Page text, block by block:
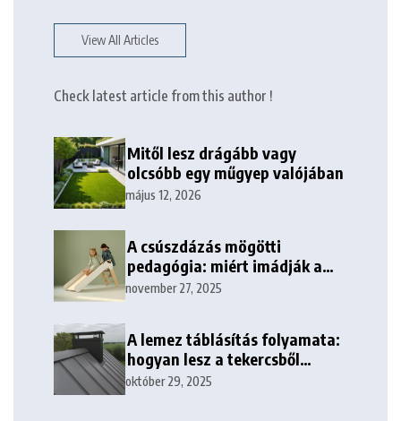
View All Articles
Check latest article from this author !
Mitől lesz drágább vagy
olcsóbb egy műgyep valójában
május 12, 2026
A csúszdázás mögötti
pedagógia: miért imádják a
gyerekek minden korban?
november 27, 2025
A lemez táblásítás folyamata:
hogyan lesz a tekercsből
kezelhető tábla?
október 29, 2025